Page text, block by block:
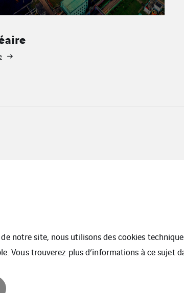
renouvelables
notre site, nous utilisons des cookies
Vous trouverez plus d’informations à ce sujet